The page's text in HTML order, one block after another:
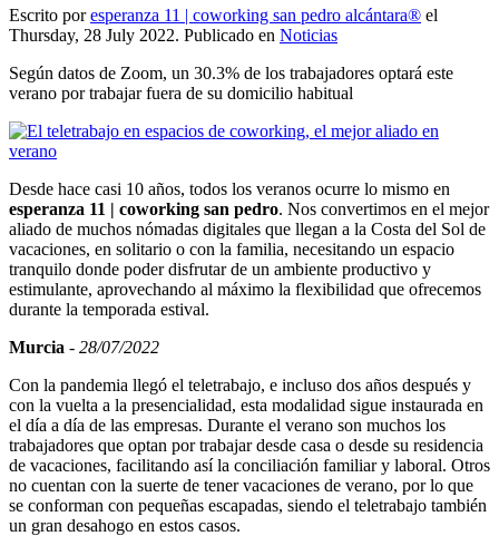
Escrito poresperanza 11 | coworking san pedro alcántara® el
Thursday, 28 July 2022. Publicado en Noticias
Según datos de Zoom, un 30.3% de los trabajadores optará este
verano por trabajar fuera de su domicilio habitual
Desde hace casi 10 años, todos los veranos ocurre lo mismo en
esperanza 11 | coworking san pedro. Nos convertimos en el mejor
aliado de muchos nómadas digitales que llegan a la Costa del Sol de
vacaciones, en solitario o con la familia, necesitando un espacio
tranquilo donde poder disfrutar de un ambiente productivo y
estimulante, aprovechando al máximo la flexibilidad que ofrecemos
durante la temporada estival.
Murcia - 28/07/2022
Con la pandemia llegó el teletrabajo, e incluso dos años después y
con la vuelta a la presencialidad, esta modalidad sigue instaurada en
el día a día de las empresas. Durante el verano son muchos los
trabajadores que optan por trabajar desde casa o desde su residencia
de vacaciones, facilitando así la conciliación familiar y laboral. Otros
no cuentan con la suerte de tener vacaciones de verano, por lo que
se conforman con pequeñas escapadas, siendo el teletrabajo también
un gran desahogo en estos casos.